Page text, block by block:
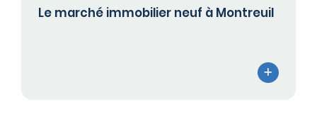
Le marché immobilier neuf à Montreuil